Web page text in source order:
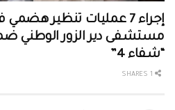
إجراء 7 عمليات تنظير
مستشفى دير الزور الوطني
“شفاء 4”